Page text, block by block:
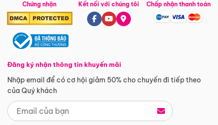
Chứng nhận
Đăng ký nhận thông tin khuyến mãi
Nhập email để có cơ hội giảm 50% cho chuyến đi tiếp theo
của Quý khách
Kết nối với chúng tôi Chấp nhận thanh toán